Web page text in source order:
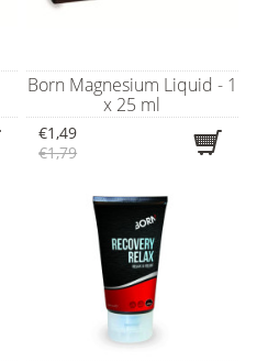
Born Magnesium Liquid - 1
x 25 ml
€1,49
€1,79